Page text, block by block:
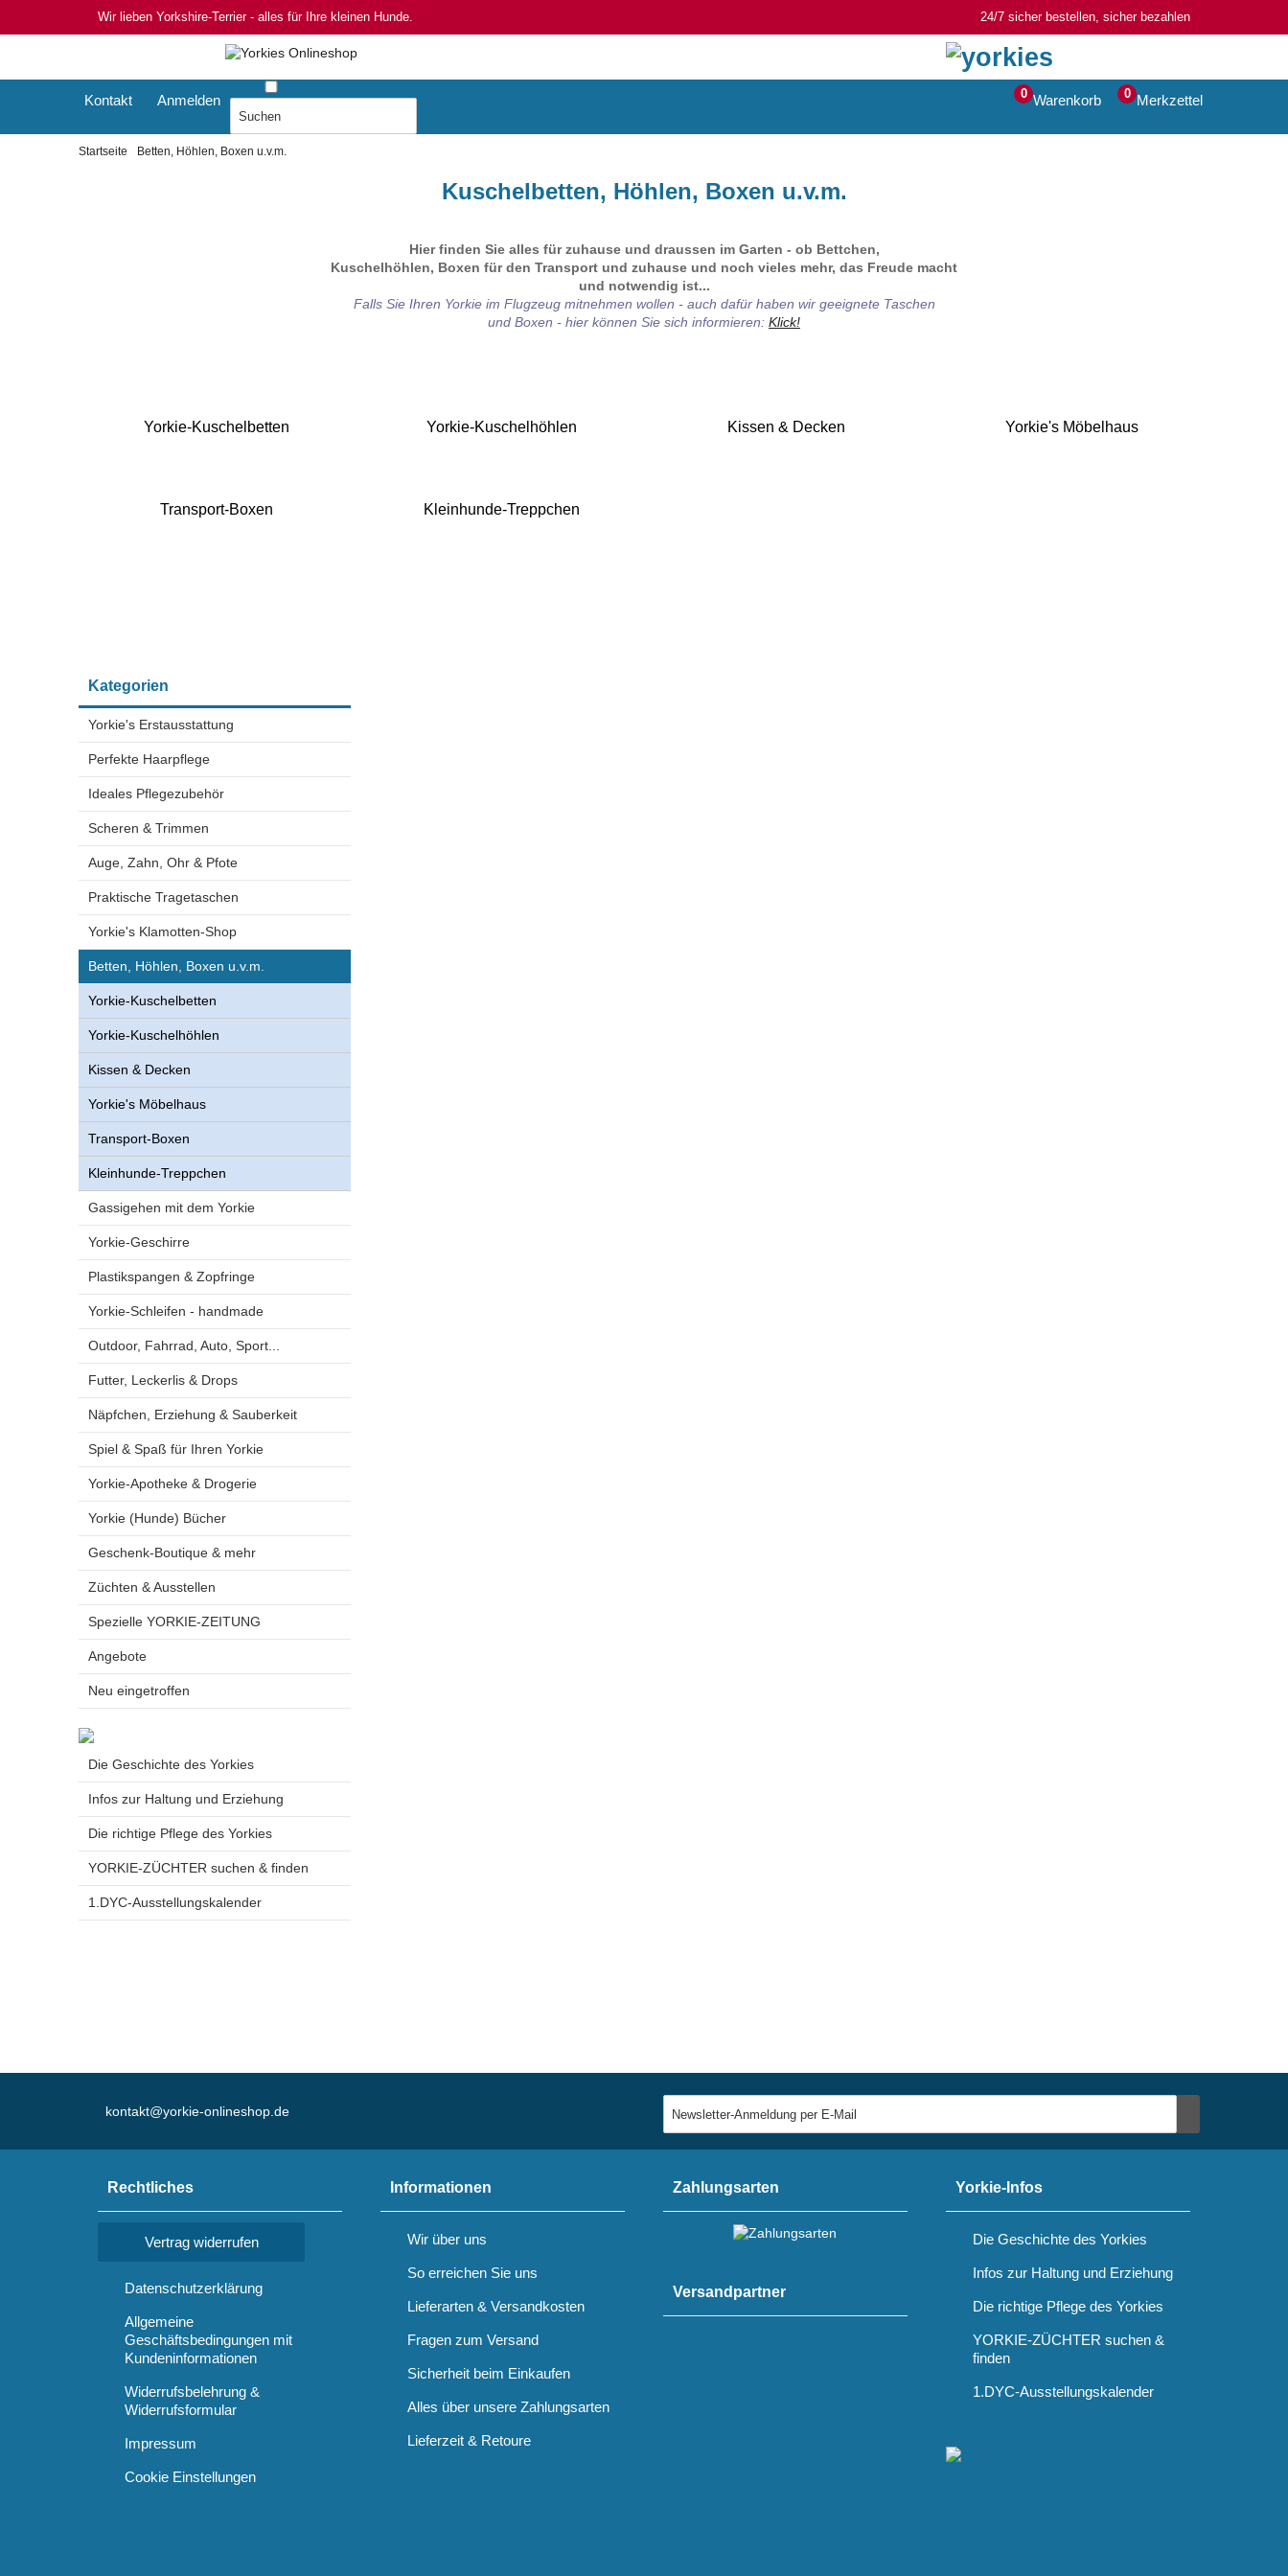
Wir lieben Yorkshire-Terrier - alles für Ihre kleinen Hunde. 24/7 sicher bestellen, sicher bezahlen
Kontakt Anmelden 0 Merkzettel
0 Warenkorb
Startseite Betten, Höhlen, Boxen u.v.m.
Kuschelbetten, Höhlen, Boxen u.v.m.
Hier finden Sie alles für zuhause und draussen im Garten - ob Bettchen,
Kuschelhöhlen, Boxen für den Transport und zuhause und noch vieles mehr, das Freude macht
und notwendig ist...
Falls Sie Ihren Yorkie im Flugzeug mitnehmen wollen - auch dafür haben wir geeignete Taschen
und Boxen - hier können Sie sich informieren: Klick!
Yorkie-Kuschelbetten Yorkie-Kuschelhöhlen Kissen & Decken Yorkie's Möbelhaus
Transport-Boxen Kleinhunde-Treppchen
Kategorien
Yorkie's Erstausstattung
Perfekte Haarpflege
Ideales Pflegezubehör
Scheren & Trimmen
Auge, Zahn, Ohr & Pfote
Praktische Tragetaschen
Yorkie's Klamotten-Shop
Betten, Höhlen, Boxen u.v.m.
Yorkie-Kuschelbetten
Yorkie-Kuschelhöhlen
Kissen & Decken
Yorkie's Möbelhaus
Transport-Boxen
Kleinhunde-Treppchen
Gassigehen mit dem Yorkie
Yorkie-Geschirre
Plastikspangen & Zopfringe
Yorkie-Schleifen - handmade
Outdoor, Fahrrad, Auto, Sport...
Futter, Leckerlis & Drops
Näpfchen, Erziehung & Sauberkeit
Spiel & Spaß für Ihren Yorkie
Yorkie-Apotheke & Drogerie
Yorkie (Hunde) Bücher
Geschenk-Boutique & mehr
Züchten & Ausstellen
Spezielle YORKIE-ZEITUNG
Angebote
Neu eingetroffen
Die Geschichte des Yorkies
Infos zur Haltung und Erziehung
Die richtige Pflege des Yorkies
YORKIE-ZÜCHTER suchen & finden
1.DYC-Ausstellungskalender
kontakt@yorkie-onlineshop.de
Rechtliches
Vertrag widerrufen
Datenschutzerklärung
Allgemeine
Geschäftsbedingungen mit
Kundeninformationen
Widerrufsbelehrung &
Widerrufsformular
Impressum
Cookie Einstellungen
Informationen
Wir über uns
So erreichen Sie uns
Lieferarten & Versandkosten
Fragen zum Versand
Sicherheit beim Einkaufen
Alles über unsere Zahlungsarten
Lieferzeit & Retoure
Zahlungsarten
Versandpartner
Yorkie-Infos
Die Geschichte des Yorkies
Infos zur Haltung und Erziehung
Die richtige Pflege des Yorkies
YORKIE-ZÜCHTER suchen &
finden
1.DYC-Ausstellungskalender